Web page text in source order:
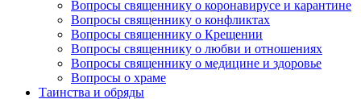
Вопросы священнику о коронавирусе и карантине
Вопросы священнику о конфликтах
Вопросы священнику о Крещении
Вопросы священнику о любви и отношениях
Вопросы священнику о медицине и здоровье
Вопросы о храме
Таинства и обряды